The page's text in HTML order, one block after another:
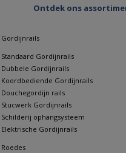
Ontdek ons
Gordijnrails
Standaard Gordijnrails
Dubbele Gordijnrails
Koordbediende Gordijnrails
Douchegordijn rails
Stucwerk Gordijnrails
Schilderij ophangsysteem
Elektrische Gordijnrails
Roedes